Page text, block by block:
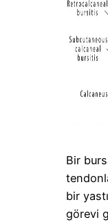
Bir
bir
görevi